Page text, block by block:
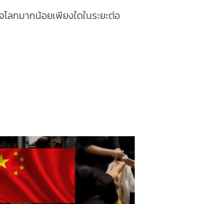
ลกมากน้อยเพียงใดในระยะต่อ